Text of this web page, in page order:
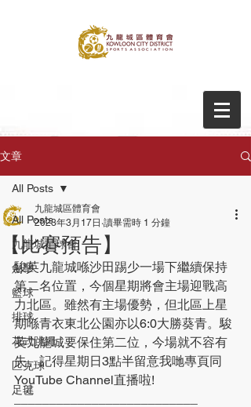
文章
All Posts
九龍城足球會
劍擊
籃球
排球
花式跳繩
匹克球
足毽
All Posts
【比賽預告】
九龍城區體育會
2023年3月17日 讀畢需時 1 分鐘
駿英九龍城喺沙田踢少一場下繼續保持
第二名位置，今個星期將會主場迎戰高
力北區。雖然有主場優勢，但北區上星
期喺青衣東北公園亦以6:0大勝葵青。駿
英九龍城要保住第二位，今場就不容有
失。記得星期日3點半留意我哋專頁同
YouTube Channel直播啦!
__________________________